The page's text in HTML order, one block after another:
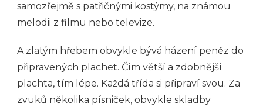
samozřejmě s patřičnými kostýmy, na známou
melodii z filmu nebo televize.
A zlatým hřebem obvykle bývá házení peněz do
připravených plachet. Čím větší a zdobnější
plachta, tím lépe. Každá třída si připraví svou. Za
zvuků několika písniček, obvykle skladby